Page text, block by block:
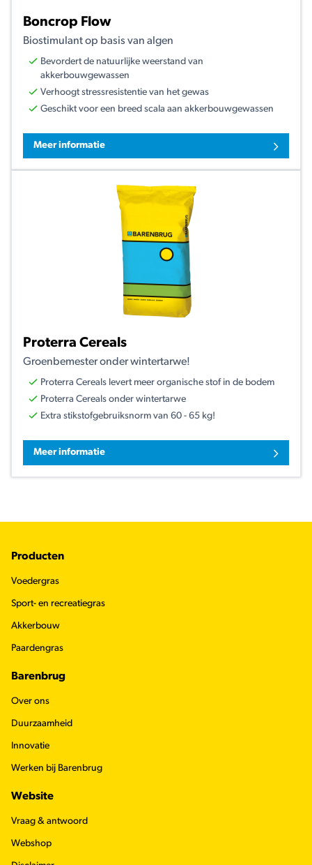
Boncrop Flow
Biostimulant op basis van algen
Bevordert de natuurlijke weerstand van
akkerbouwgewassen
Verhoogt stressresistentie van het gewas
Geschikt voor een breed scala aan akkerbouwgewassen
Meer informatie
Proterra Cereals
Groenbemester onder wintertarwe!
Proterra Cereals levert meer organische stof in de bodem
Proterra Cereals onder wintertarwe
Extra stikstofgebruiksnorm van 60 - 65 kg!
Meer informatie
Footer
Producten
Voedergras
Sport- en recreatiegras
Akkerbouw
Paardengras
Barenbrug
Over ons
Duurzaamheid
Innovatie
Werken bij Barenbrug
Website
Vraag & antwoord
Webshop